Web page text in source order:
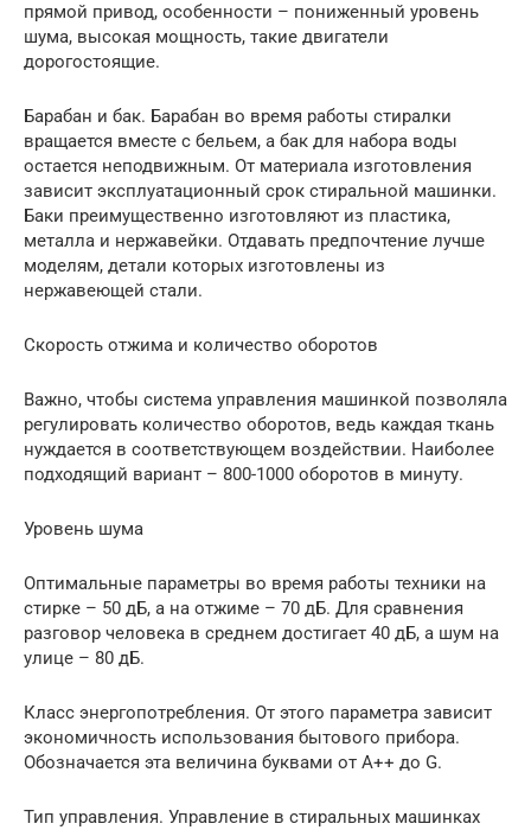
прямой привод, особенности – пониженный уровень
шума, высокая мощность, такие двигатели
дорогостоящие.
Барабан и бак. Барабан во время работы стиралки
вращается вместе с бельем, а бак для набора воды
остается неподвижным. От материала изготовления
зависит эксплуатационный срок стиральной машинки.
Баки преимущественно изготовляют из пластика,
металла и нержавейки. Отдавать предпочтение лучше
моделям, детали которых изготовлены из
нержавеющей стали.
Скорость отжима и количество оборотов
Важно, чтобы система управления машинкой позволяла
регулировать количество оборотов, ведь каждая ткань
нуждается в соответствующем воздействии. Наиболее
подходящий вариант – 800-1000 оборотов в минуту.
Уровень шума
Оптимальные параметры во время работы техники на
стирке – 50 дБ, а на отжиме – 70 дБ. Для сравнения
разговор человека в среднем достигает 40 дБ, а шум на
улице – 80 дБ.
Класс энергопотребления. От этого параметра зависит
экономичность использования бытового прибора.
Обозначается эта величина буквами от А++ до G.
Тип управления. Управление в стиральных машинках